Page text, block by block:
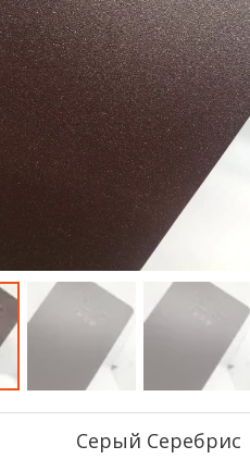
Серый Серебрис